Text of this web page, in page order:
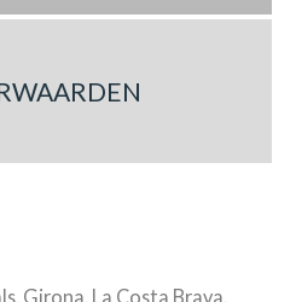
Girona, La Costa Brava.